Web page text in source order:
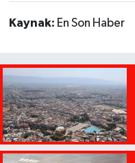
Kaynak: En Son Haber